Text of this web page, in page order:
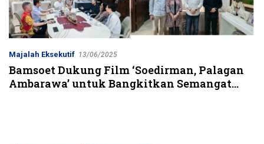
Majalah Eksekutif 13/06/2025
Bamsoet Dukung Film ‘Soedirman, Palagan
Ambarawa’ untuk Bangkitkan Semangat